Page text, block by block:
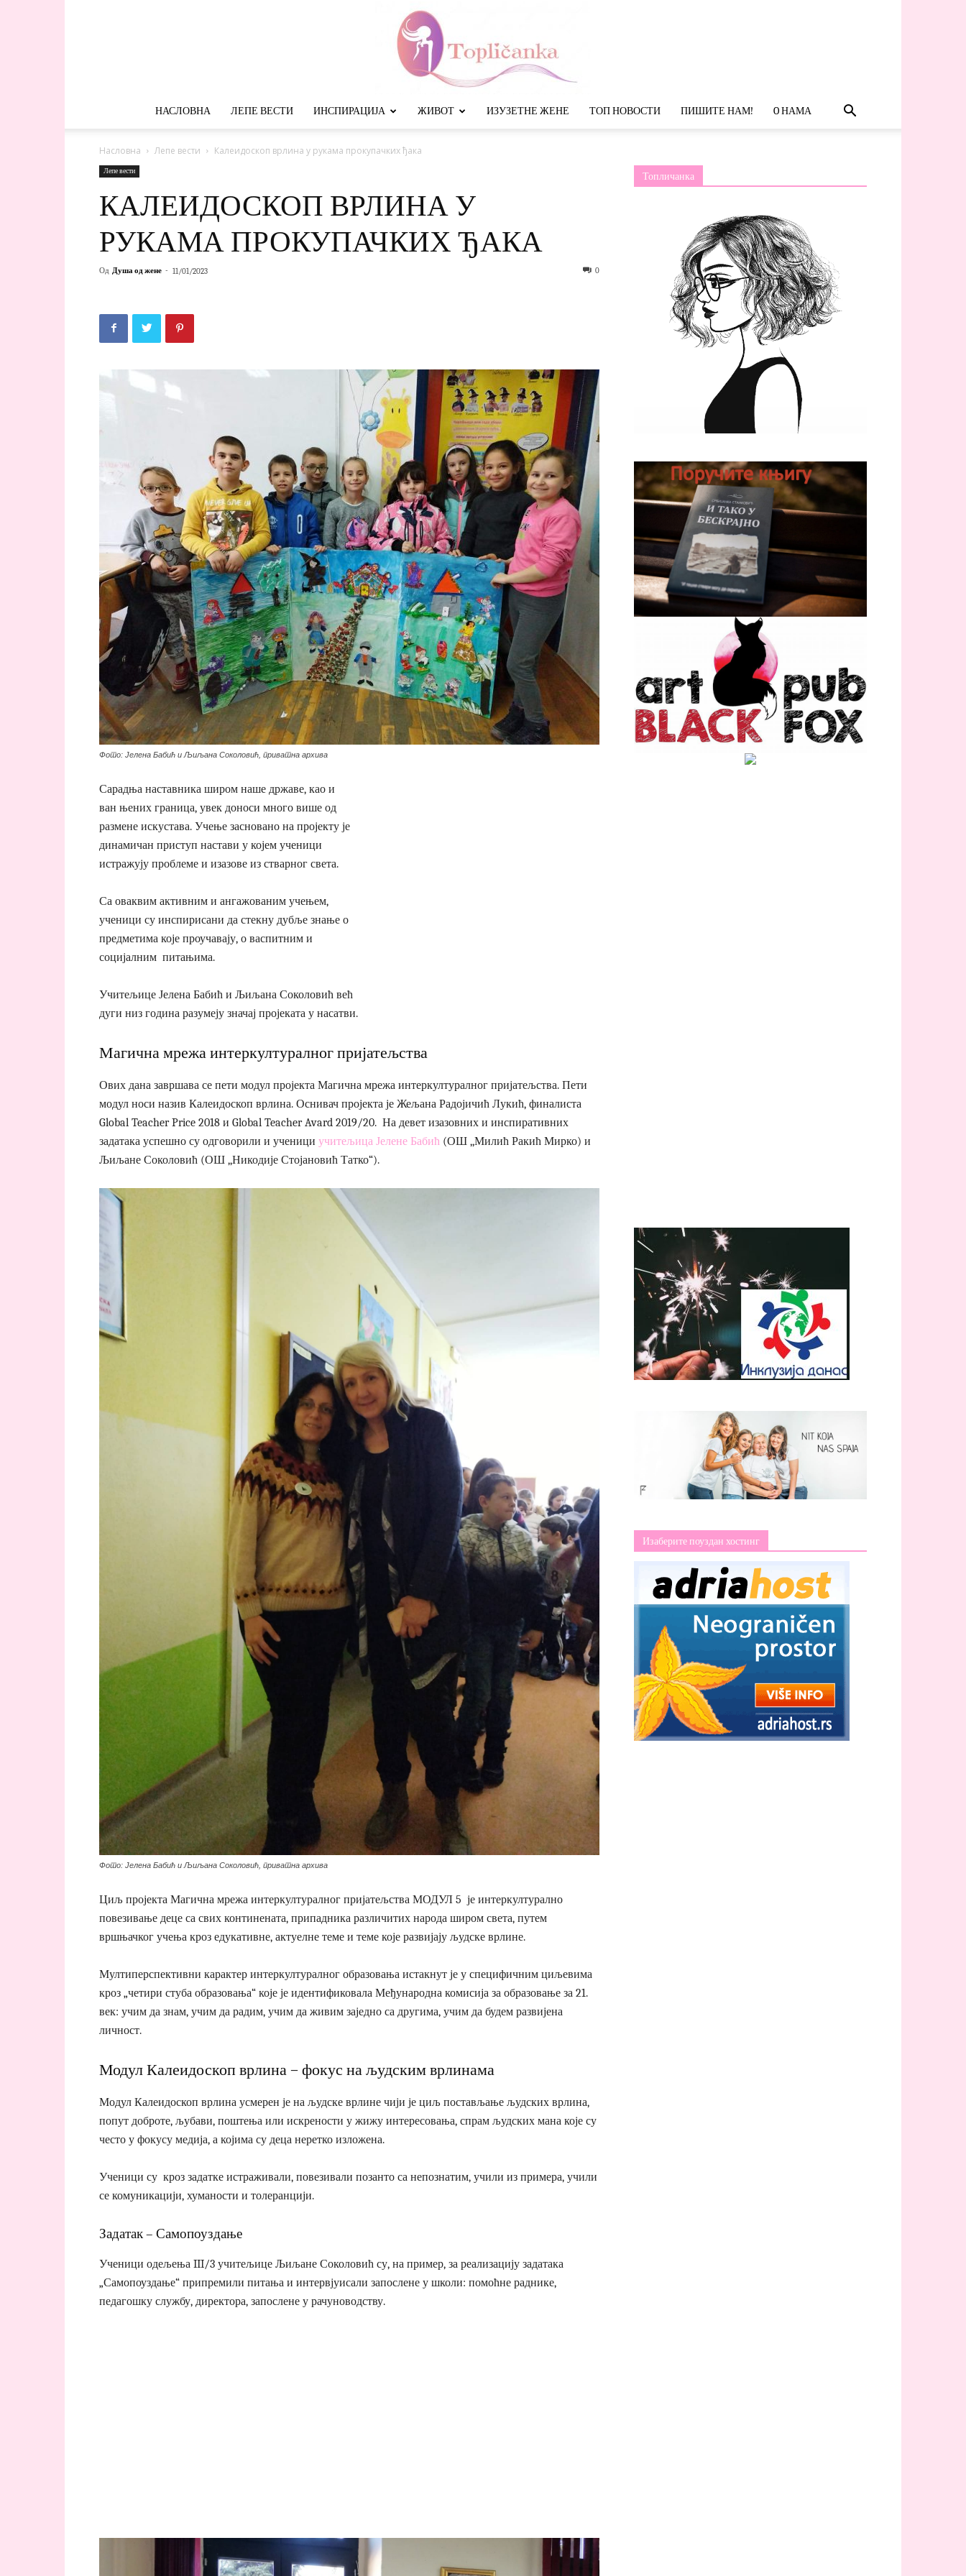
НАСЛОВНА ЛЕПЕ ВЕСТИ ИНСПИРАЦИЈА ЖИВОТ ИЗУЗЕТНЕ ЖЕНЕ ТОП НОВОСТИ ПИШИТЕ НАМ! O НАМА
Насловна Лепе вести Калеидоскоп врлина у рукама прокупачких ђака
Лепе вести
КАЛЕИДОСКОП ВРЛИНА У
РУКАМА ПРОКУПАЧКИХ ЂАКА
Од Душа од жене - 11/01/2023 0
Фото: Јелена Бабић и Љиљана Соколовић, приватна архива
Сарадња наставника широм наше државе, као и
ван њених граница, увек доноси много више од
размене искустава. Учење засновано на пројекту је
динамичан приступ настави у којем ученици
истражују проблеме и изазове из стварног света.
Са оваквим активним и ангажованим учењем,
ученици су инспирисани да стекну дубље знање о
предметима које проучавају, о васпитним и
социјалним питањима.
Учитељице Јелена Бабић и Љиљана Соколовић већ
дуги низ година разумеју значај пројеката у насатви.
Магична мрежа интеркултуралног пријатељства
Ових дана завршава се пети модул пројекта Магична мрежа интеркултуралног пријатељства. Пети
модул носи назив Калеидоскоп врлина. Оснивач пројекта је Жељана Радојичић Лукић, финалиста
Global Teacher Price 2018 и Global Teacher Avard 2019/20. На девет изазовних и инспиративних
задатака успешно су одговорили и ученици учитељица Јелене Бабић (ОШ ,,Милић Ракић Мирко) и
Љиљане Соколовић (ОШ ,,Никодије Стојановић Татко“).
Фото: Јелена Бабић и Љиљана Соколовић, приватна архива
Циљ пројекта Магична мрежа интеркултуралног пријатељства МОДУЛ 5 је интеркултурално
повезивање деце са свих континената, припадника различитих народа широм света, путем
вршњачког учења кроз едукативне, актуелне теме и теме које развијају људске врлине.
Мултиперспективни карактер интеркултуралног образовања истакнут је у специфичним циљевима
кроз „четири стуба образовања“ које је идентификовала Међународна комисија за образовање за 21.
век: учим да знам, учим да радим, учим да живим заједно са другима, учим да будем развијена
личност.
Модул Калеидоскоп врлина – фокус на људским врлинама
Модул Калеидоскоп врлина усмерен је на људске врлине чији је циљ постављање људских врлина,
попут доброте, љубави, поштења или искрености у жижу интересовања, спрам људских мана које су
често у фокусу медија, а којима су деца неретко изложена.
Ученици су кроз задатке истраживали, повезивали позанто са непознатим, учили из примера, учили
се комуникацији, хуманости и толеранцији.
Задатак – Самопоуздање
Ученици одељења III/3 учитељице Љиљане Соколовић су, на пример, за реализацију задатака
„Самопоуздање“ припремили питања и интервјуисали запослене у школи: помоћне раднике,
педагошку службу, директора, запослене у рачуноводству.
Топличанка
Изаберите поуздан хостинг